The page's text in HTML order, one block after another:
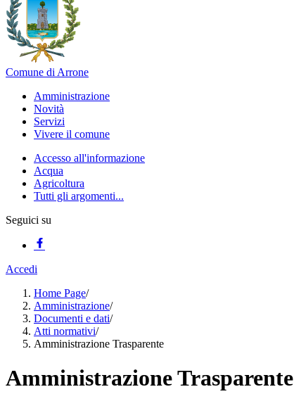
Comune di Arrone
Amministrazione
Novità
Servizi
Vivere il comune
Accesso all'informazione
Acqua
Agricoltura
Tutti gli argomenti...
Seguici su
Accedi
Home Page/
Amministrazione/
Documenti e dati/
Atti normativi/
Amministrazione Trasparente
Amministrazione Trasparente